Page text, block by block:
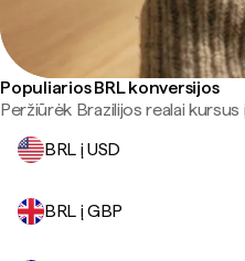
Populiarios BRL konversijos
Peržiūrėk Brazilijos realai
BRL į USD
BRL į GBP